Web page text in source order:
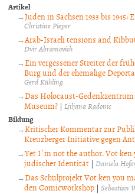
Artikel
Juden in Sachsen 1933 bis
Christine Pieper
Arab-Israeli tensions and
Dvir Abramovich
Ein vergessener Streiter der
Burg und der ehemalige
Gerd Kühling
Das Holocaust-Gedenkzentrum
Museum? | Ljiljana Radonic
Bildung
Kritischer Kommentar zur
Kreuzberger Initiative gegen
Yet I´m not the author. Vot
jüdischer Identität | Daniela
Das Schulprojekt Vot ken you
den Comicworkshop | Sebastian